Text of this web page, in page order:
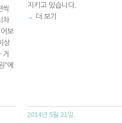
씩
차
보
상
거
”에
지키고 있습니다.
→ 더 보기
2014년 5월 21일.